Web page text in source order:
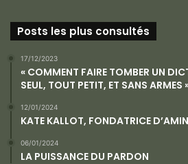
Posts les plus consultés
17/12/2023
« COMMENT FAIRE TOMBER UN
SEUL, TOUT PETIT, ET SANS ARMES
12/01/2024
KATE KALLOT, FONDATRICE
06/01/2024
LA PUISSANCE DU PARDON